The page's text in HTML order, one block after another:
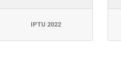
IPTU 2022